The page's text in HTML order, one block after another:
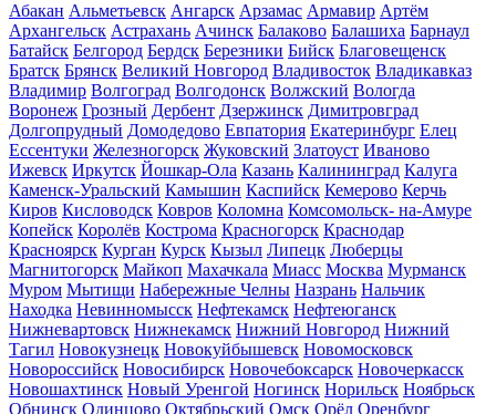
Абакан Альметьевск Ангарск Арзамас Армавир Артём
Архангельск Астрахань Ачинск Балаково Балашиха Барнаул
Батайск Белгород Бердск Березники Бийск Благовещенск
Братск Брянск Великий Новгород Владивосток Владикавказ
Владимир Волгоград Волгодонск Волжский Вологда
Воронеж Грозный Дербент Дзержинск Димитровград
Долгопрудный Домодедово Евпатория Екатеринбург Елец
Ессентуки Железногорск Жуковский Златоуст Иваново
Ижевск Иркутск Йошкар-Ола Казань Калининград Калуга
Каменск-Уральский Камышин Каспийск Кемерово Керчь
Киров Кисловодск Ковров Коломна Комсомольск- на-Амуре
Копейск Королёв Кострома Красногорск Краснодар
Красноярск Курган Курск Кызыл Липецк Люберцы
Магнитогорск Майкоп Махачкала Миасс Москва Мурманск
Муром Мытищи Набережные Челны Назрань Нальчик
Находка Невинномысск Нефтекамск Нефтеюганск
Нижневартовск Нижнекамск Нижний Новгород Нижний
Тагил Новокузнецк Новокуйбышевск Новомосковск
Новороссийск Новосибирск Новочебоксарск Новочеркасск
Новошахтинск Новый Уренгой Ногинск Норильск Ноябрьск
Обнинск Одинцово Октябрьский Омск Орёл Оренбург